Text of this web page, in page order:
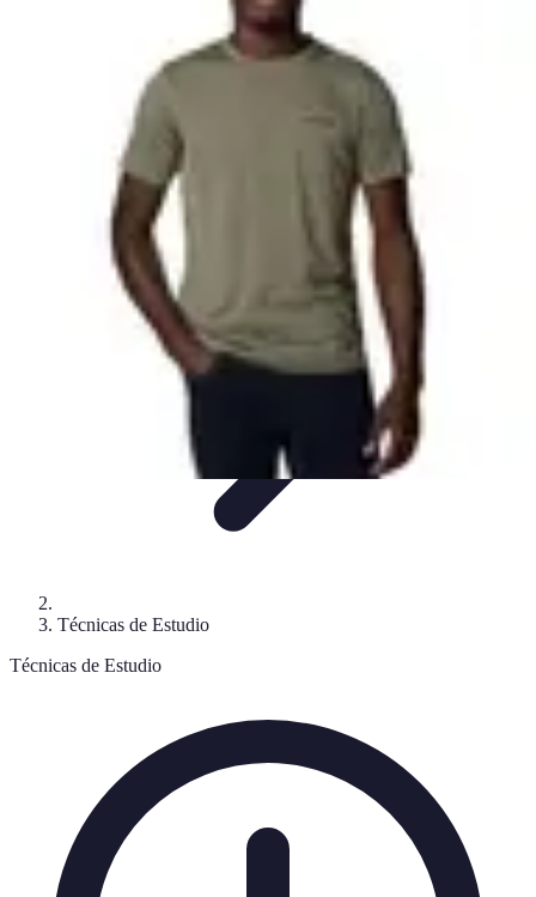
Metodologías de AprendizajeTécnicas de
Estrategias de Aprendizaje Aprendizaje Activo
Aprende con Nosotros
Técnicas de Estudio
Técnicas de Estudio